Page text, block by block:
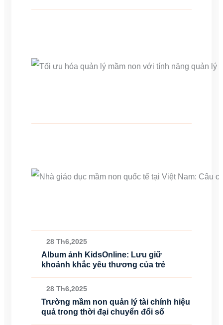
28 Th6,2025
Album ảnh KidsOnline: Lưu giữ
khoảnh khắc yêu thương của trẻ
28 Th6,2025
Trường mầm non quản lý tài chính hiệu
quả trong thời đại chuyển đổi số